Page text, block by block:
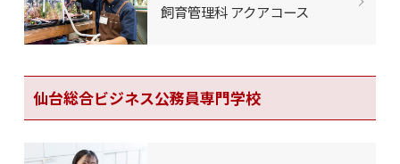
飼育管理科 アクアコース
仙台総合ビジネス公務員専門学校